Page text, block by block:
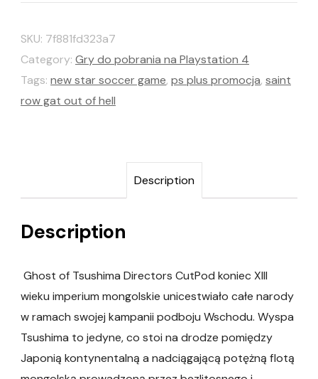
SKU: 7f881fd323a7
Category: Gry do pobrania na Playstation 4
Tags: new star soccer game, ps plus promocja, saint
row gat out of hell
Description
Description
Ghost of Tsushima Directors CutPod koniec XIII
wieku imperium mongolskie unicestwiało całe narody
w ramach swojej kampanii podboju Wschodu. Wyspa
Tsushima to jedyne, co stoi na drodze pomiędzy
Japonią kontynentalną a nadciągającą potężną flotą